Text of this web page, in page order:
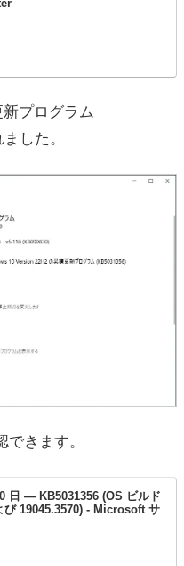
プログラム
した。
きます。
日 — KB5031356 (OS ビルド
び 19045.3570) - Microsoft サ